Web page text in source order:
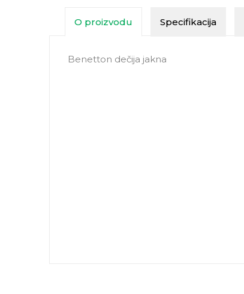
O proizvodu Specifikacija
Benetton dečija jakna